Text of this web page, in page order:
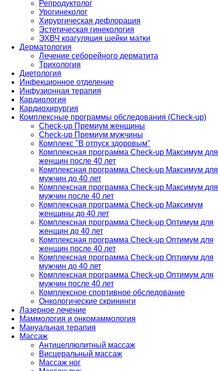
Репродуктолог
Урогинеколог
Хирургическая дефлорация
Эстетическая гинекология
ЭХВЧ коагуляция шейки матки
Дерматология
Лечение себорейного дерматита
Трихология
Диетология
Инфекционное отделение
Инфузионная терапия
Кардиология
Кардиохирургия
Комплексные программы обследования (Check-up)
Check-up Премиум женщины
Check-up Премиум мужчины
Комплекс "В отпуск здоровым"
Комплексная программа Check-up Максимум для
женщин после 40 лет
Комплексная программа Check-up Максимум для
мужчин до 40 лет
Комплексная программа Check-up Максимум для
мужчин после 40 лет
Комплексная программа Check-up Максимум
женщины до 40 лет
Комплексная программа Check-up Оптимум для
женщин до 40 лет
Комплексная программа Check-up Оптимум для
женщин после 40 лет
Комплексная программа Check-up Оптимум для
мужчин до 40 лет
Комплексная программа Check-up Оптимум для
мужчин после 40 лет
Комплексное спортивное обследование
Онкологические скрининги
Лазерное лечение
Маммология и онкомаммология
Мануальная терапия
Массаж
Антицеллюлитный массаж
Висцеральный массаж
Массаж ног